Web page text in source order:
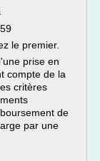
le premier.
prise en
compte de la
critères
de
par une